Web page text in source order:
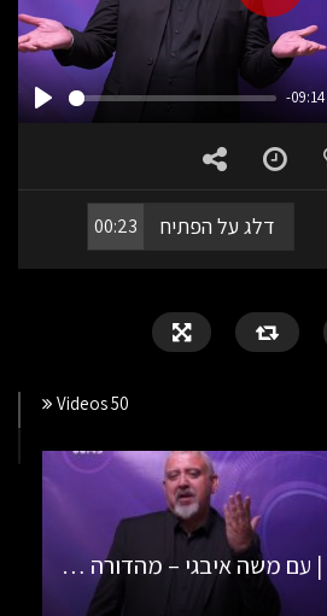
PLAY
-09:14
PLAY
דלג על הפתיח 00:23
50 Videos
סוף שבוע טוב | עם משה איבגי – מהדורה מס’ 43